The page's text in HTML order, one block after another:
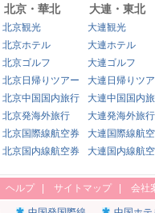
北京・華北 大連・東北
北京観光
大連観光
北京ホテル
大連ホテル
北京ゴルフ
大連ゴルフ
北京日帰りツアー
大連日帰りツ
北京中国国内旅行
大連中国国内
北京発海外旅行
大連発海外旅行
北京国際線航空券
大連国際線航
北京国内線航空券 大連国内線航
ヘルプ サイトマップ 会社